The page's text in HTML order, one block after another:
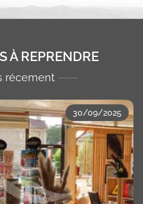
À REPRENDRE
récement
30/09/2025